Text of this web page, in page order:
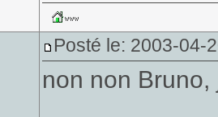
Posté le: 2003-04-
non non